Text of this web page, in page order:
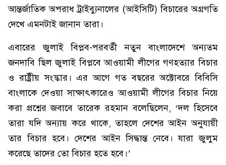
আন্তর্জাতিক অপরাধ ট্রাইব্যুনালের (আইসিটি) বিচারের অগ্রগতি
দেখে এমনটাই জানান তারা।
এবারের জুলাই বিপ্লব-পরবর্তী নতুন বাংলাদেশে অন্যতম
জনদাবি ছিল জুলাই বিপ্লবে আওয়ামী লীগের গণহত্যার বিচার
ও রাষ্ট্রীয় সংস্কার। এর আগে গত বছরের অক্টোবরে বিবিসি
বাংলাকে দেওয়া সাক্ষাৎকারেও আওয়ামী লীগের বিচার নিয়ে
করা প্রশ্নের জবাবে তারেক রহমান বলেছিলেন, ‘দল হিসেবে
তারা যদি অন্যায় করে থাকে, তাহলে দেশের আইন অনুযায়ী
তার বিচার হবে। দেশের আইন সিদ্ধান্ত নেবে। যারা জুলুম
করেছে তাদের তো বিচার হতে হবে।’